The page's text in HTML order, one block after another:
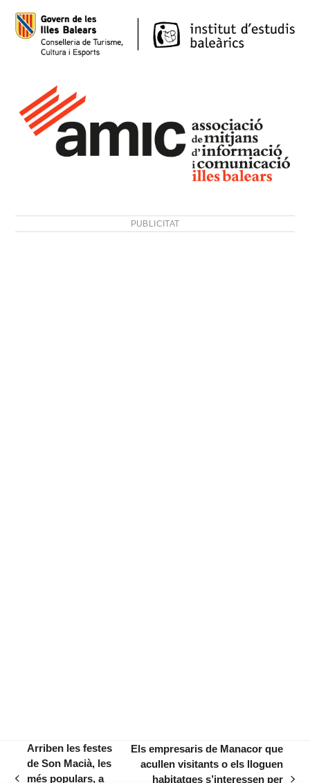
PUBLICITAT
Arriben les festes
de Son Macià, les
més populars, a
Els empresaris de Manacor que
acullen visitants o els lloguen
habitatges s’interessen per